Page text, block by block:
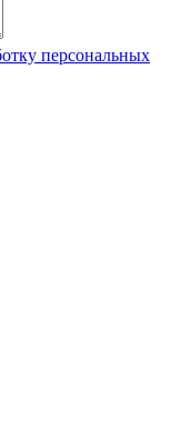
персональных